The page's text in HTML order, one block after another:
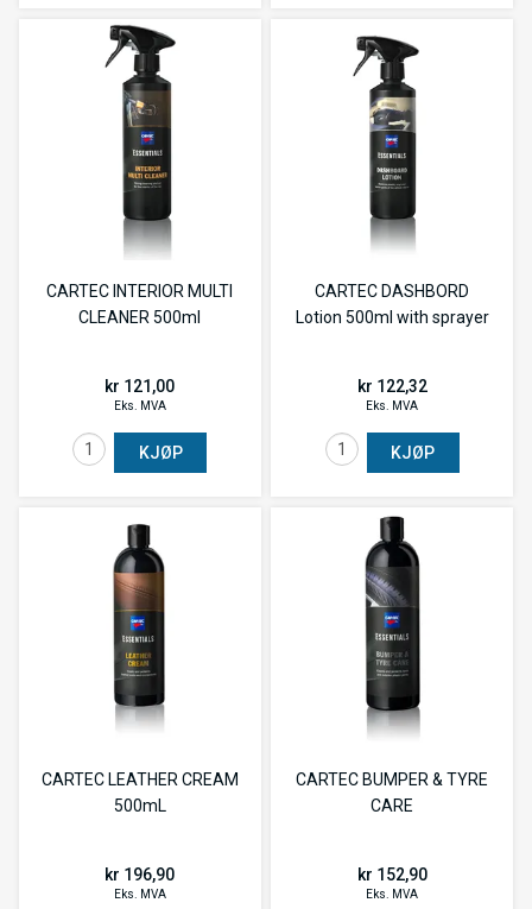
CARTEC INTERIOR MULTI
CLEANER 500ml
kr 121,00
Eks. MVA
KJØP
CARTEC DASHBORD
Lotion 500ml with sprayer
kr 122,32
Eks. MVA
KJØP
CARTEC LEATHER CREAM
500mL
kr 196,90
Eks. MVA
CARTEC BUMPER & TYRE
CARE
kr 152,90
Eks. MVA